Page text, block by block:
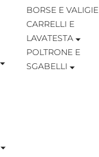
BORSE E VALIGIE
CARRELLI E
LAVATESTA
POLTRONE E
SGABELLI